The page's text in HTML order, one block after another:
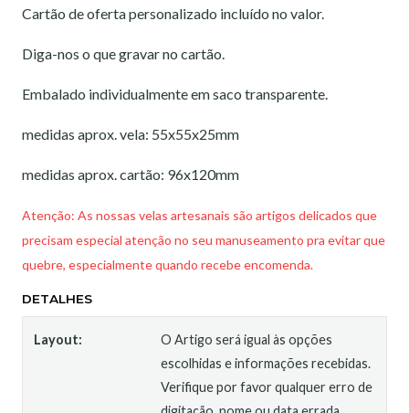
Cartão de oferta personalizado incluído no valor.
Diga-nos o que gravar no cartão.
Embalado individualmente em saco transparente.
medidas aprox. vela: 55x55x25mm
medidas aprox. cartão: 96x120mm
Atenção: As nossas velas artesanais são artigos delicados que
precisam especial atenção no seu manuseamento pra evitar que
quebre, especialmente quando recebe encomenda.
DETALHES
Layout:
O Artigo será igual às opções
escolhidas e informações recebidas.
Verifique por favor qualquer erro de